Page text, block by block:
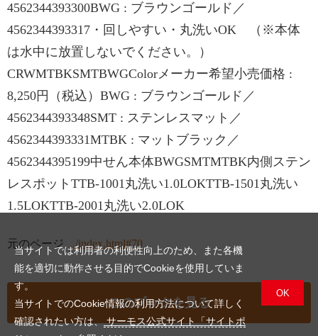
4562344393300BWG : ブラウンゴールド／
4562344393317・回しやすい・丸洗いOK （※本体
は水中に放置しないでください。）
CRWMTBKSMTBWGColorメーカー希望小売価格 :
8,250円（税込）BWG : ブラウンゴールド／
4562344393348SMT : ステンレスマット／
4562344393331MTBK : マットブラック／
4562344395199中せん本体BWGSMTMTBK内側ステン
レスポットTTB-1001丸洗い1.0LOKTTB-1501丸洗い
1.5LOKTTB-2001丸洗い2.0LOK
元のページ ../index.html#70
このブックを見る
当サイトでは利用者の利便性向上のため、また各機
能を適切に動作させる目的でCookieを使用していま
す。
当サイトでのCookie情報の利用方法について詳しく
確認されたい方は、サーモス公式サイト「サイトポ
OK